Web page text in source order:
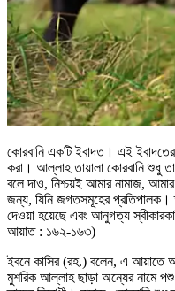
কোরবানি একটি ইবাদত। এই
করা। আল্লাহ তায়ালা কোরবানি শুধু
বলে দাও, নিশ্চয়ই আমার নামাজ,
জন্য, যিনি জগতসমূহের
দেওয়া হয়েছে এবং আনুগত্য
আয়াত : ১৬২-১৬৩)
ইবনে কাসির (রহ.) বলেন, এ আয়াতে
মুশরিক আল্লাহ ছাড়া অন্যের নামে